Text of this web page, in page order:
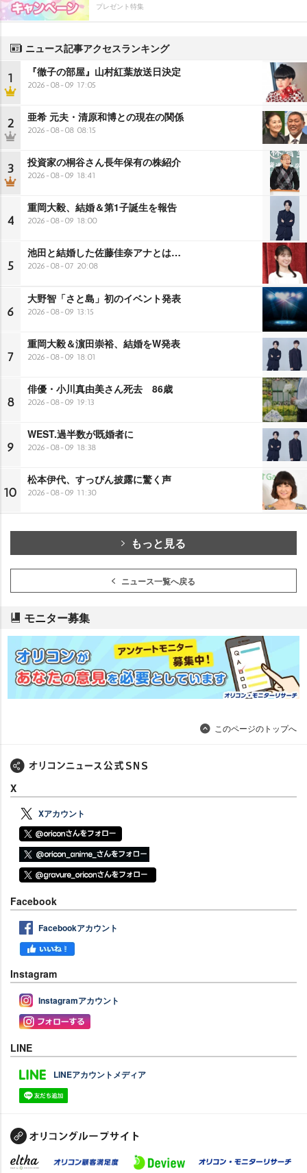
プレゼント特集
ニュース記事アクセスランキング
1 『徹子の部屋』山村紅葉放送日決定
2026-08-09 17:05
2 亜希 元夫・清原和博との現在の関係
2026-08-08 08:15
3 投資家の桐谷さん長年保有の株紹介
2026-08-09 18:41
4
重岡大毅、結婚＆第1子誕生を報告
2026-08-09 18:00
5
池田と結婚した佐藤佳奈アナとは…
2026-08-07 20:08
6
大野智「さと島」初のイベント発表
2026-08-09 13:15
7
重岡大毅＆濵田崇裕、結婚をW発表
2026-08-09 18:01
8
俳優・小川真由美さん死去 86歳
2026-08-09 19:13
9
WEST.過半数が既婚者に
2026-08-09 18:38
10
松本伊代、すっぴん披露に驚く声
2026-08-09 11:30
もっと見る
ニュース一覧へ戻る
モニター募集
このページのトップへ
X
Xアカウント
Facebook
Facebookアカウント
Instagram
Instagramアカウント
LINE
LINEアカウントメディア